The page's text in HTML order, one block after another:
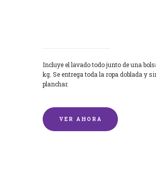
Incluye el lavado todo junto de una
kg. Se entrega toda la ropa doblada y
planchar.
VER AHORA